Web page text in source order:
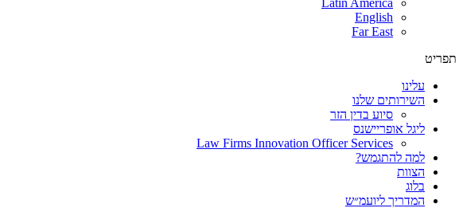
Latin America
English
Far East
תפריט
עלינו
השירותים שלנו
סיוע בדין הזר
ליגל אופריישנס
Law Firms Innovation Officer Services
למה להתגמש?
הצוות
בלוג
המדריך ליועמ״ש